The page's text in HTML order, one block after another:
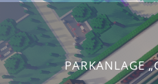
PARKANLAGE